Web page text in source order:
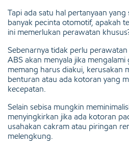
Tapi ada satu hal pertanyaan
banyak pecinta otomotif, apakah
ini memerlukan perawatan
Sebenarnya tidak perlu
ABS akan menyala jika mengalami
memang harus diakui, kerusakan
benturan atau ada kotoran yang
kecepatan.
Selain sebisa mungkin
menyingkirkan jika ada kotoran
usahakan cakram atau piringan
melengkung.